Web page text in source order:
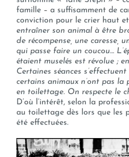
famille – a suffisamment de
conviction pour le crier haut
entraîner son animal à être
de récompense, une caresse,
qui passe faire un coucou…
étaient muselés est révolue ;
Certaines séances
certains animaux n’ont pas la
en toilettage. On respecte le
D’où l’intérêt, selon la
au toilettage dès lors que les
été effectuées.